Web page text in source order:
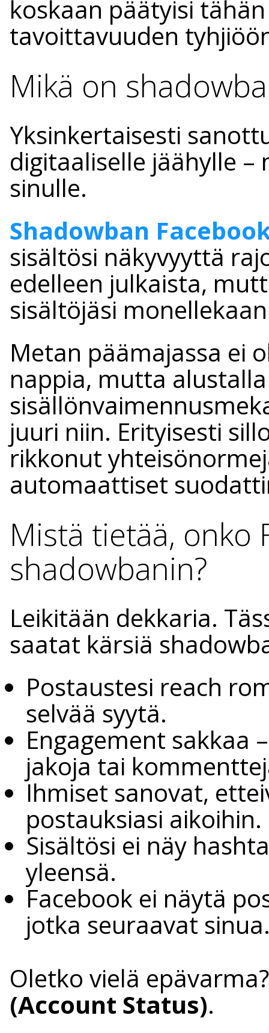
koskaan päätyisi
tavoittavuuden
Mikä on
Yksinkertaisesti
digitaaliselle jäähylle
sinulle.
Shadowban
sisältösi näkyvyyttä
edelleen julkaista,
sisältöjäsi
Metan päämajassa ei
nappia, mutta
juuri niin. Erityisesti
rikkonut
automaattiset
Mistä tietää, onko
shadowbanin?
Leikitään dekkaria.
saatat kärsiä
Postaustesi reach
selvää syytä.
Engagement sakkaa
jakoja tai
Ihmiset sanovat,
postauksiasi aikoihin.
Sisältösi ei näy
yleensä.
Facebook ei näytä
jotka seuraavat
Oletko vielä
(Account Status).